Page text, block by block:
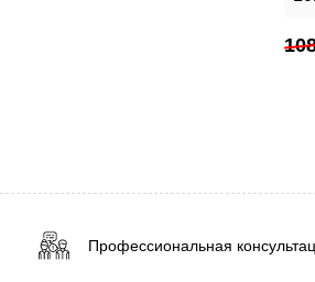
Профессиональная